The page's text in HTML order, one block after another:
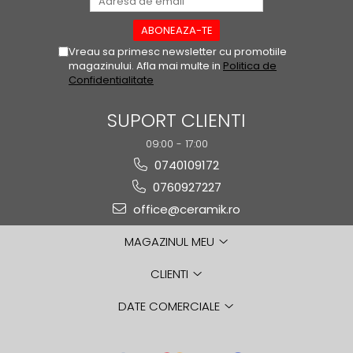
WOODSTORY
Vreau sa primesc newsletter cu promotiile
magazinului. Afla mai multe in Politica de
Confidentialitate
SUPORT CLIENTI
09:00 - 17:00
0740109172
0760927227
office@ceramik.ro
MAGAZINUL MEU
CLIENTI
DATE COMERCIALE